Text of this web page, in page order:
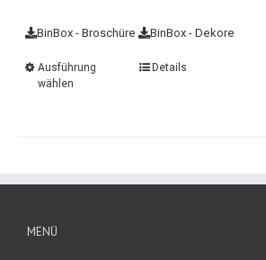
BinBox - Broschüre BinBox - Dekore
Ausführung
wählen
Details
MENÜ